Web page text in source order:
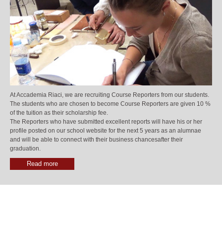
At Accademia Riaci, we are recruiting Course Reporters from our students.
The students who are chosen to become Course Reporters are given 10 %
of the tuition as their scholarship fee.
The Reporters who have submitted excellent reports will have his or her
profile posted on our school website for the next 5 years as an alumnae
and will be able to connect with their business chancesafter their
graduation.
Read more